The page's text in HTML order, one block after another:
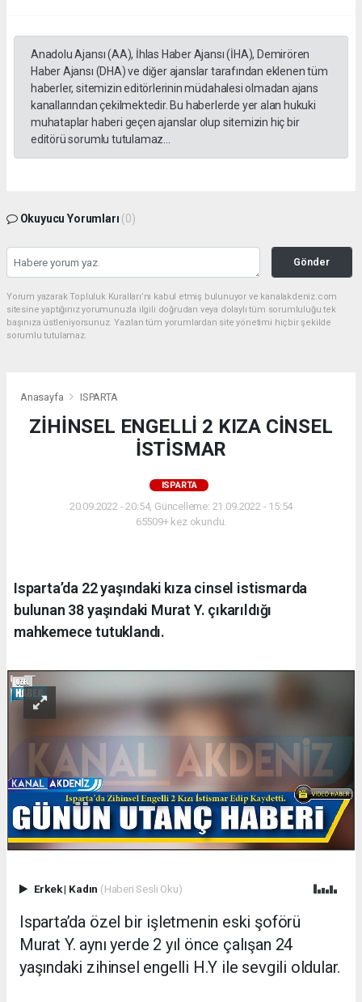
Anadolu Ajansı (AA), İhlas Haber Ajansı (İHA), Demirören
Haber Ajansı (DHA) ve diğer ajanslar tarafından eklenen tüm
haberler, sitemizin editörlerinin müdahalesi olmadan ajans
kanallarından çekilmektedir. Bu haberlerde yer alan hukuki
muhataplar haberi geçen ajanslar olup sitemizin hiç bir
editörü sorumlu tutulamaz...
Okuyucu Yorumları (0)
Gönder
Yorum yazarak Topluluk Kuralları’nı kabul etmiş bulunuyor ve kanalakdeniz.com
sitesine yaptığınız yorumunuzla ilgili doğrudan veya dolaylı tüm sorumluluğu tek
başınıza üstleniyorsunuz. Yazılan tüm yorumlardan site yönetimi hiçbir şekilde
sorumlu tutulamaz.
Anasayfa ISPARTA
ZİHİNSEL ENGELLİ 2 KIZA CİNSEL
İSTİSMAR
ISPARTA
20.09.2022 - 20:54, Güncelleme: 21.09.2022 - 15:54
65509+ kez okundu.
Isparta’da 22 yaşındaki kıza cinsel istismarda
bulunan 38 yaşındaki Murat Y. çıkarıldığı
mahkemece tutuklandı.
Erkek| Kadın (Haberi Sesli Oku)
Isparta’da özel bir işletmenin eski şoförü
Murat Y. aynı yerde 2 yıl önce çalışan 24
yaşındaki zihinsel engelli H.Y ile sevgili oldular.